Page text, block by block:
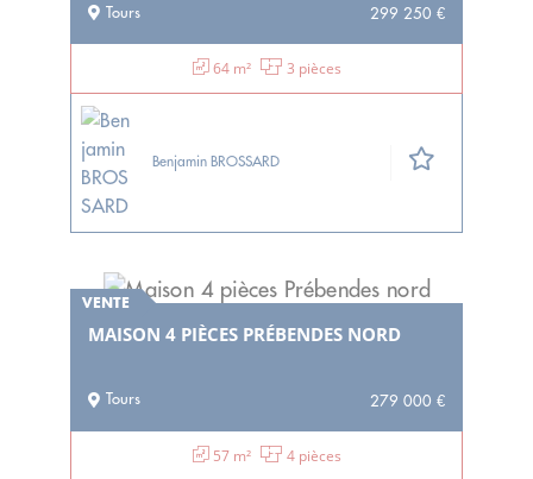
Tours 299 250 €
64 m² 3 pièces
Benjamin BROSSARD
VENTE
MAISON 4 PIÈCES PRÉBENDES NORD
Tours 279 000 €
57 m² 4 pièces